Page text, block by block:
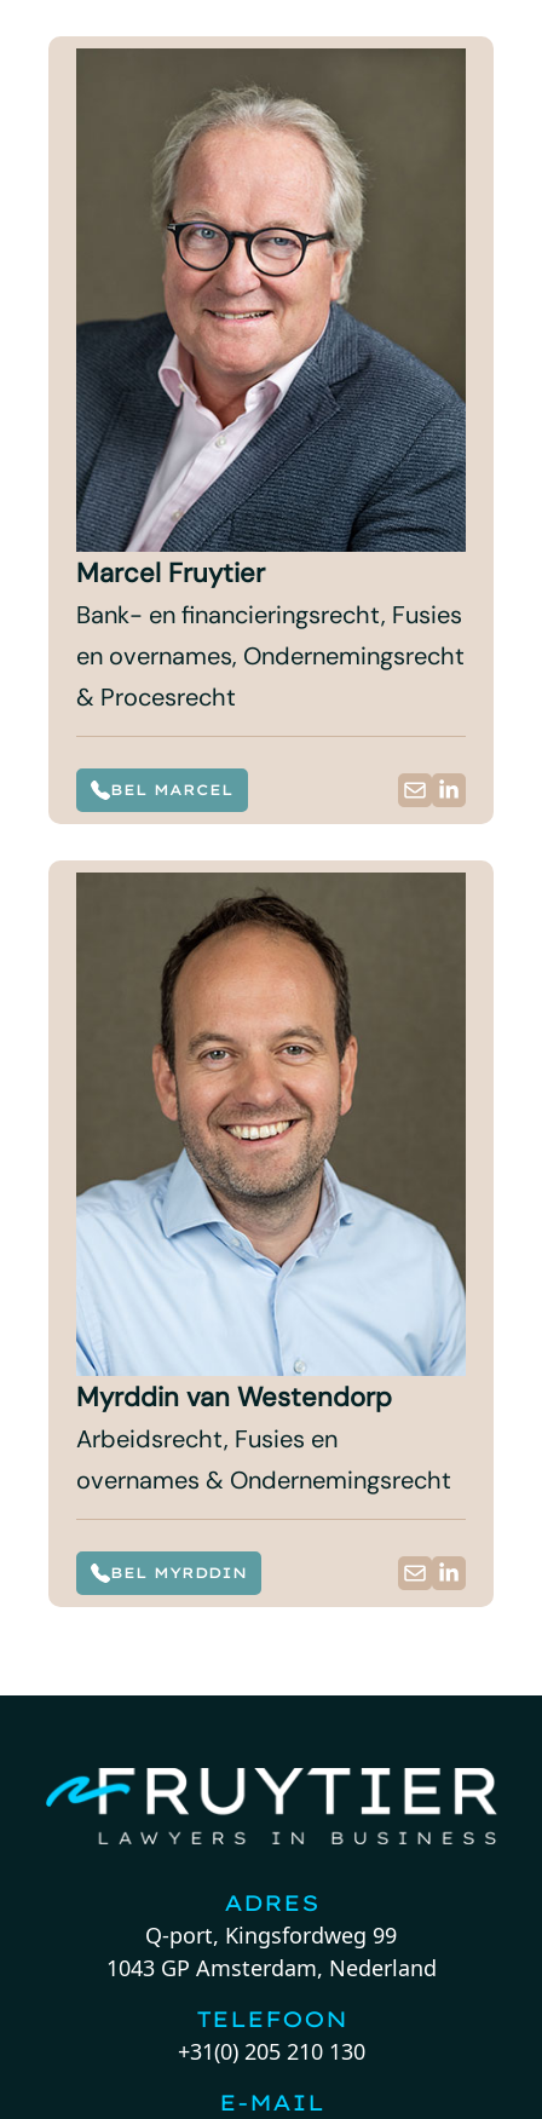
Marcel Fruytier
Bank- en financieringsrecht, Fusies
en overnames, Ondernemingsrecht
& Procesrecht
BEL MARCEL
Myrddin van Westendorp
Arbeidsrecht, Fusies en
overnames & Ondernemingsrecht
BEL MYRDDIN
ADRES
Q-port, Kingsfordweg 99
1043 GP Amsterdam, Nederland
TELEFOON
+31(0) 205 210 130
E-MAIL